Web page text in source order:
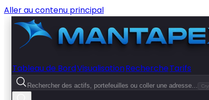
Aller au contenu principal
Tableau de BordVisualisationRechercheTarifs
Rechercher des actifs, portefeuilles ou coller une adresse...